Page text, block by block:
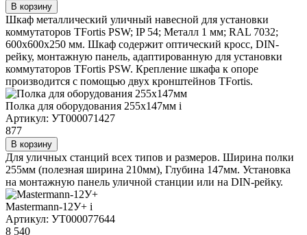
В корзину
Шкаф металлический уличный навесной для установки
коммутаторов TFortis PSW; IP 54; Металл 1 мм; RAL 7032;
600х600х250 мм. Шкаф содержит оптический кросс, DIN-
рейку, монтажную панель, адаптированную для установки
коммутаторов TFortis PSW. Крепление шкафа к опоре
производится с помощью двух кронштейнов TFortis.
Полка для оборудования 255х147мм i
Артикул: УТ000071427
877
В корзину
Для уличных станций всех типов и размеров. Ширина полки
255мм (полезная ширина 210мм), Глубина 147мм. Установка
на монтажную панель уличной станции или на DIN-рейку.
Mastermann-12У+ i
Артикул: УТ000077644
8 540